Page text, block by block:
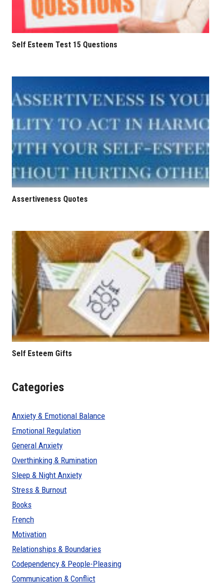
Self Esteem Test 15 Questions
Assertiveness Quotes
Self Esteem Gifts
Categories
Anxiety & Emotional Balance
Emotional Regulation
General Anxiety
Overthinking & Rumination
Sleep & Night Anxiety
Stress & Burnout
Books
French
Motivation
Relationships & Boundaries
Codependency & People-Pleasing
Communication & Conflict